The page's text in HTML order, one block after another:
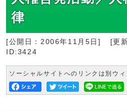
律
[公開日： 2006年11月5日 ] [更
ID:3424
ソーシャルサイトへのリンクは別ウ